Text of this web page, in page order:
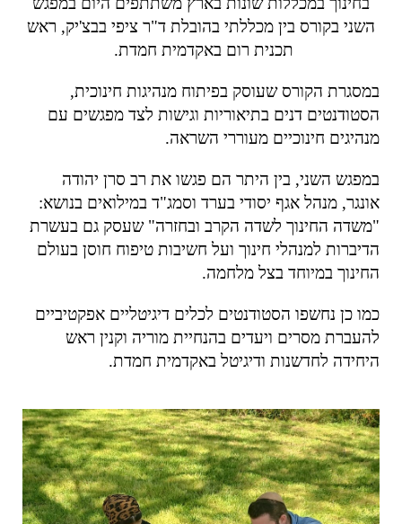
השני בקורס בין מכללתי בהובלת ד"ר ציפי בבצ'יק, ראש
תכנית רום באקדמית חמדת.
במסגרת הקורס שעוסק בפיתוח מנהיגות חינוכית,
הסטודנטים דנים בתיאוריות וגישות לצד מפגשים עם
מנהיגים חינוכיים מעוררי השראה.
במפגש השני, בין היתר הם פגשו את רב סרן יהודה
אונגר, מנהל אגף יסודי בערד וסמג"ד במילואים בנושא:
"משדה החינוך לשדה הקרב ובחזרה" שעסק גם בעשרת
הדיברות למנהלי חינוך ועל חשיבות טיפוח חוסן בעולם
החינוך במיוחד בצל מלחמה.
כמו כן נחשפו הסטודנטים לכלים דיגיטליים אפקטיביים
להעברת מסרים ויעדים בהנחיית מוריה וקנין ראש
היחידה לחדשנות ודיגיטל באקדמית חמדת.